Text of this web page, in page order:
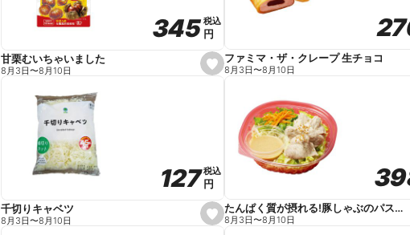
s
e
e
345
345税込
税込
円
円
甘栗むいちゃいました
8月3日〜8月10日
ファミマ・ザ・クレープ 生チョコ
8月3日〜8月10日
s
e
127
127税込
税込
円
円
千切りキャベツ
8月3日〜8月10日
たんぱく質が摂れる!豚しゃぶのパスタサラダ
8月3日〜8月10日